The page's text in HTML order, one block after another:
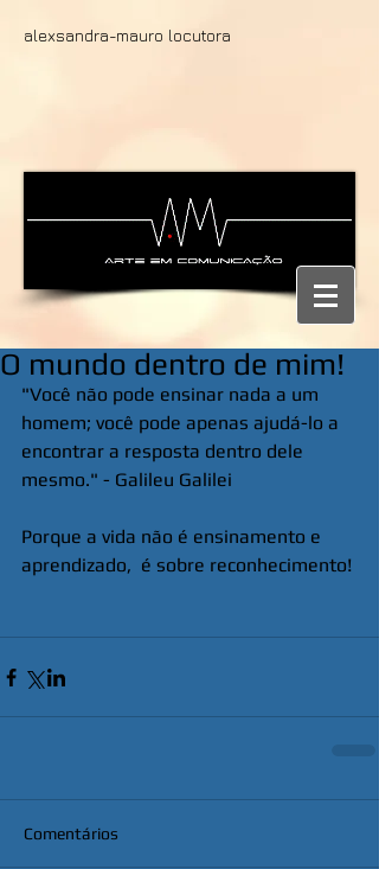
alexsandra-mauro locutora
O mundo dentro de mim!
"Você não pode ensinar nada a um
homem; você pode apenas ajudá-lo a
encontrar a resposta dentro dele
mesmo." - Galileu Galilei
Porque a vida não é ensinamento e
aprendizado,  é sobre reconhecimento!
Comentários